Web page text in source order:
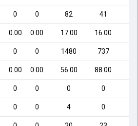
0 0 82 41
0.00 0.00 17.00 16.00
0 0 1480 737
0.00 0.00 56.00 88.00
0 0 0 0
0 0 4 0